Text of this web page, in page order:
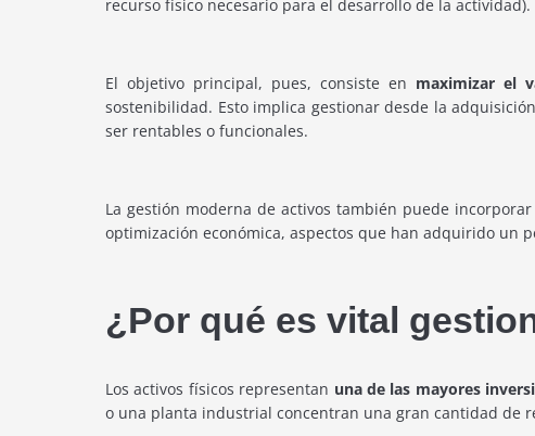
recurso físico necesario para el desarrollo de la actividad).
El objetivo principal, pues, consiste en maximizar el
sostenibilidad. Esto implica gestionar desde la
ser rentables o funcionales.
La gestión moderna de activos también puede
optimización económica, aspectos que han adquirido un
¿Por qué es vital
Los activos físicos representan una de las mayores
o una planta industrial concentran una gran cantidad de